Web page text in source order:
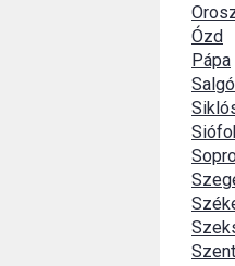
Ózd
Pápa